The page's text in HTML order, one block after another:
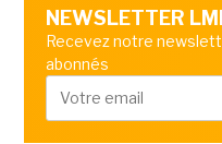
NEWSLETTER LMI
Recevez notre
abonnés